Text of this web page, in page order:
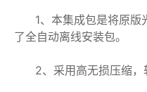
1、本集成包是将原版
了全自动离线安装包。
2、采用高无损压缩，